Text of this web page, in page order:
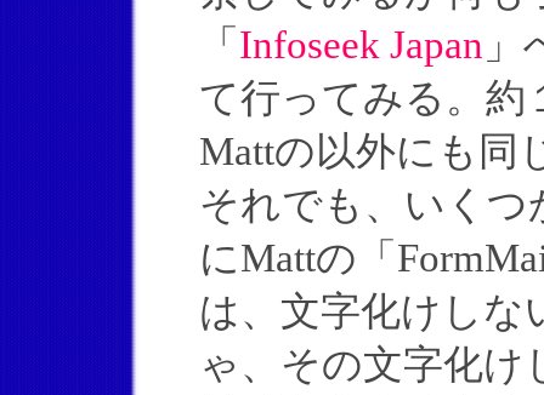
「 Infoseek Japan 」
て行ってみる。約
Mattの以外にも同
それでも、いく
にMattの「
は、文字化けし
ゃ、その文字化